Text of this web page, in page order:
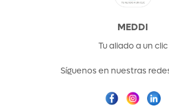
MEDDI
Tu aliado a un clic
Síguenos en nuestras